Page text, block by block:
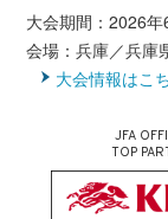
大会期間：2026
会場：兵庫／兵庫
大会情報はこ
JFA
TOP